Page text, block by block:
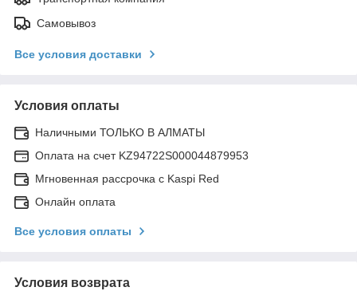
Самовывоз
Все условия доставки
Условия оплаты
Наличными ТОЛЬКО В АЛМАТЫ
Оплата на счет KZ94722S000044879953
Мгновенная рассрочка с Kaspi Red
Онлайн оплата
Все условия оплаты
Условия возврата